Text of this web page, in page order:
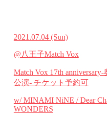
2021.07.04 (Sun)
@八王子Match Vox
Match Vox 17th
公演- チケット予約可
w/ MINAMI NiNE / Dear
WONDERS